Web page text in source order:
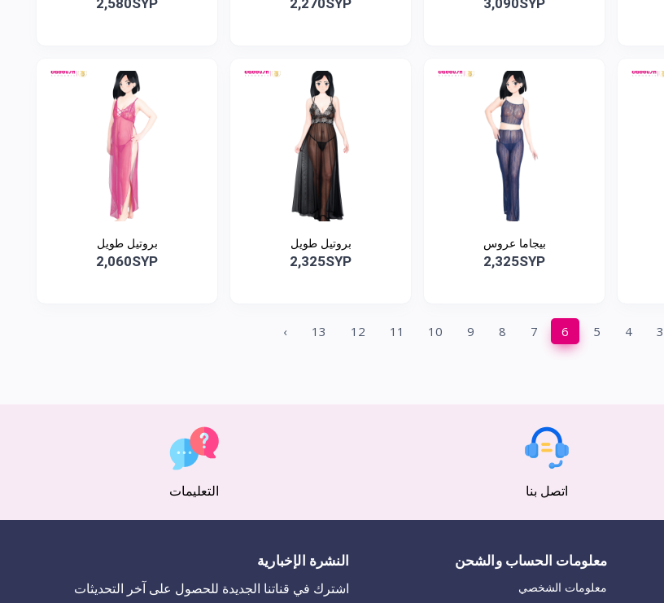
بيجاما عروس
2,325SYP
بروتيل طويل
2,325SYP
بروتيل طويل
2,060SYP
3
4
5
6
7
8
9
10
11
12
13
›
اتصل بنا التعليمات
معلومات الحساب والشحن
معلومات الشخصي
النشرة الإخبارية
اشترك في قناتنا الجديدة للحصول على آخر التحديثات